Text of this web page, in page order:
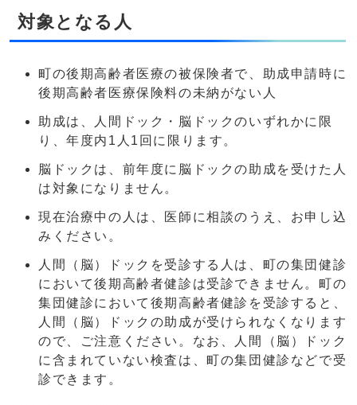
対象となる人
町の後期高齢者医療の被保険者で、助成申請時に
後期高齢者医療保険料の未納がない人
助成は、人間ドック・脳ドックのいずれかに限
り、年度内1人1回に限ります。
脳ドックは、前年度に脳ドックの助成を受けた人
は対象になりません。
現在治療中の人は、医師に相談のうえ、お申し込
みください。
人間（脳）ドックを受診する人は、町の集団健診
において後期高齢者健診は受診できません。町の
集団健診において後期高齢者健診を受診すると、
人間（脳）ドックの助成が受けられなくなります
ので、ご注意ください。なお、人間（脳）ドック
に含まれていない検査は、町の集団健診などで受
診できます。